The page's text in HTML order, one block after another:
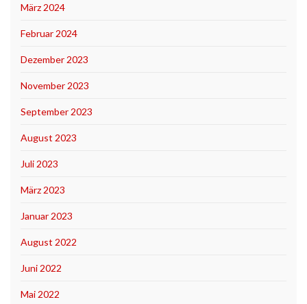
März 2024
Februar 2024
Dezember 2023
November 2023
September 2023
August 2023
Juli 2023
März 2023
Januar 2023
August 2022
Juni 2022
Mai 2022